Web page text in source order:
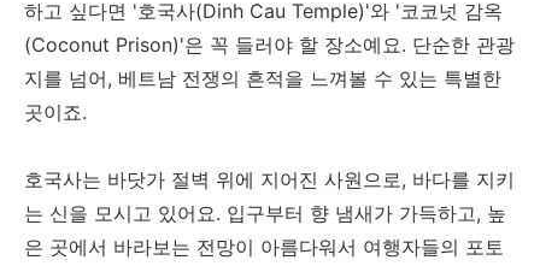
하고 싶다면 '호국사(Dinh Cau Temple)'와 '코코넛 감옥
(Coconut Prison)'은 꼭 들러야 할 장소예요. 단순한 관광
지를 넘어, 베트남 전쟁의 흔적을 느껴볼 수 있는 특별한
곳이죠.
호국사는 바닷가 절벽 위에 지어진 사원으로, 바다를 지키
는 신을 모시고 있어요. 입구부터 향 냄새가 가득하고, 높
은 곳에서 바라보는 전망이 아름다워서 여행자들의 포토